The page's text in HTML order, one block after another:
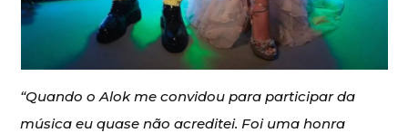
“Quando o Alok me convidou para participar da
música eu quase não acreditei. Foi uma honra